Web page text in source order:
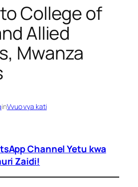
College of
Allied
Mwanza
inVvuo vya kati
Channel Yetu kwa
Zaidi!